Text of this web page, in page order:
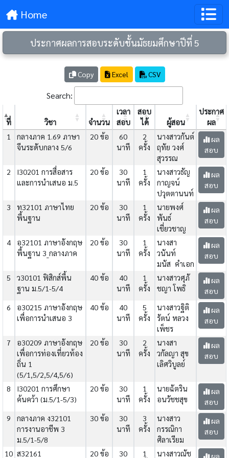
Home
ประกาศผลการสอบระดับชั้นมัธยมศึกษาปีที่ 5
Copy Excel CSV
Search:
ที่ วิชา จำนวน
เวลา
สอบ
สอบ
ได้
ผู้สอน
ประกาศ
ผล
1
กลางภาค 1.69 ภาษา
จีนระดับกลาง 5/6
20 ข้อ
60
นาที
2
ครั้ง
นางสาวกันต์
ฤทัย วงศ์
สุวรรณ
ผล
สอบ
2
I30201 การสื่อสาร
และการนำเสนอ ม.5
20 ข้อ
30
นาที
1
ครั้ง
นางสาวธัญ
กาญจน์
ปวุตตานนท์
ผล
สอบ
3
ท32101 ภาษาไทย
พื้นฐาน
20 ข้อ
30
นาที
1
ครั้ง
นายพงศ์
พันธ์
เชี่ยวชาญ
ผล
สอบ
4
อ32101 ภาษาอังกฤษ
พื้นฐาน 3_กลางภาค
20 ข้อ
30
นาที
1
ครั้ง
นางสา
วนันท์
มนัส คำเอก
ผล
สอบ
5
ว30101 ฟิสิกส์พื้น
ฐาน ม.5/1-5/4
40 ข้อ
40
นาที
1
ครั้ง
นางสาวศุภั
ชญา โพธิ
ผล
สอบ
6
อ30215 ภาษาอังกฤษ
เพื่อการนำเสนอ 3
40 ข้อ
40
นาที
5
ครั้ง
นางสาวฐิติ
รัตน์ หลวง
เพ็ชร
ผล
สอบ
7
อ30209 ภาษาอังกฤษ
เพื่อการท่องเที่ยวท้อง
ถิ่น 1
(5/1,5/2,5/4,5/6)
20 ข้อ
30
นาที
2
ครั้ง
นางสา
วกัลญา สุข
เลิศวิบูลย์
ผล
สอบ
8
I30201 การศึกษา
ค้นคว้า (ม.5/1-5/3)
20 ข้อ
30
นาที
1
ครั้ง
นายฉัตริน
อนวัชชสุข
ผล
สอบ
9
กลางภาค ง32101
การงานอาชีพ 3
ม.5/1-5/8
30 ข้อ
30
นาที
3
ครั้ง
นางสาว
กรรณิกา
ศิลาเรียม
ผล
สอบ
10 ส32161 20 ข้อ 30 1 นางสาวณัช ผล